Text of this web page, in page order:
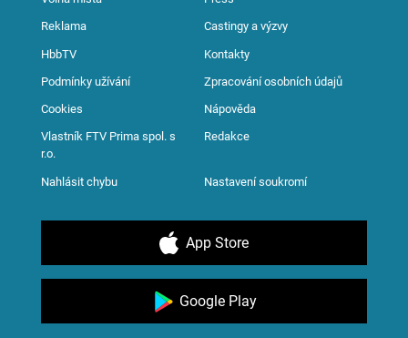
Reklama Castingy a výzvy
HbbTV Kontakty
Podmínky užívání Zpracování osobních údajů
Cookies Nápověda
Vlastník FTV Prima spol. s
r.o.
Redakce
Nahlásit chybu Nastavení soukromí
App Store
Google Play